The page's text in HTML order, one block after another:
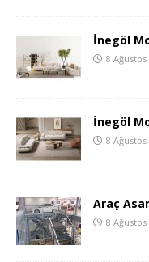
İnegöl
8 Ağustos
İnegöl
8 Ağustos
Araç
8 Ağustos